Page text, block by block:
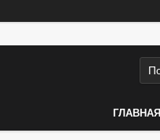
ГЛАВНАЯ